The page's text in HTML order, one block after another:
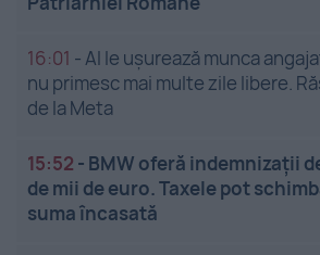
16:01 -AI le ușurează munca
nu primesc mai multe zile libere.
de la Meta
15:52 - BMW oferă indemnizații
de mii de euro. Taxele pot
suma încasată